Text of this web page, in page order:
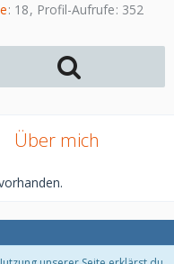
18 Profil-Aufrufe 352
Über mich